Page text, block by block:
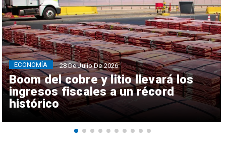
Boom del cobre y litio llevará los
ingresos fiscales a un récord
histórico
ECONOMÍA 28 De Julio De 2026